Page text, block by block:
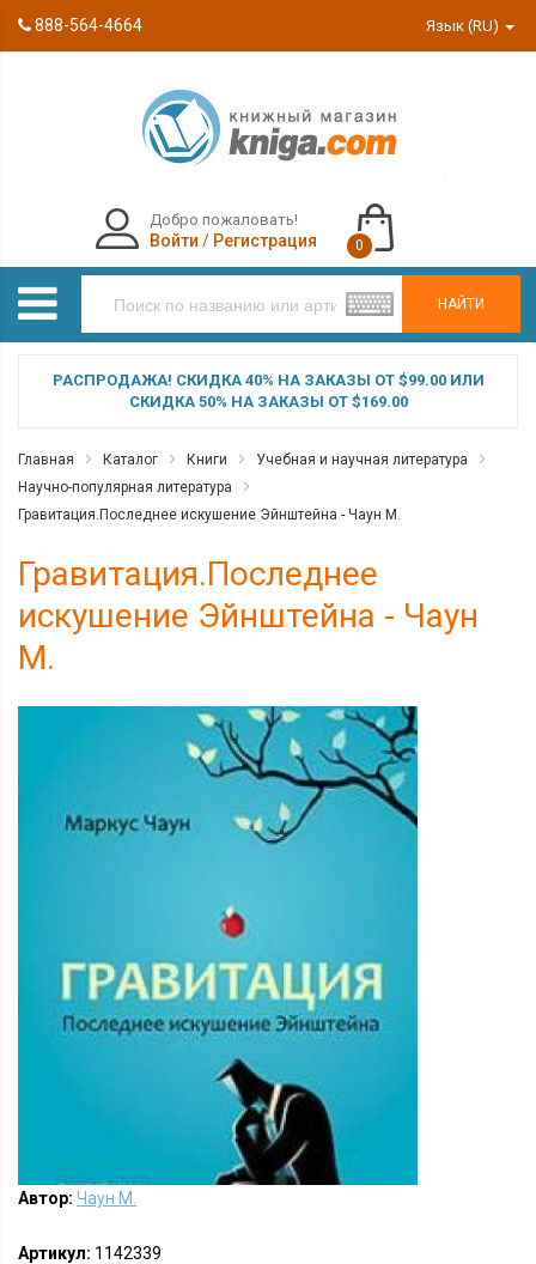
888-564-4664 Язык (RU)
НАЙТИ
Добро пожаловать!
Войти / Регистрация 0
РАСПРОДАЖА! СКИДКА 40% НА ЗАКАЗЫ ОТ $99.00 ИЛИ
СКИДКА 50% НА ЗАКАЗЫ ОТ $169.00
Главная Каталог Книги
Учебная и научная литература
Научно-популярная литература
Гравитация.Последнее искушение Эйнштейна - Чаун М.
Гравитация.Последнее
искушение Эйнштейна - Чаун
М.
Автор: Чаун М.
Артикул: 1142339